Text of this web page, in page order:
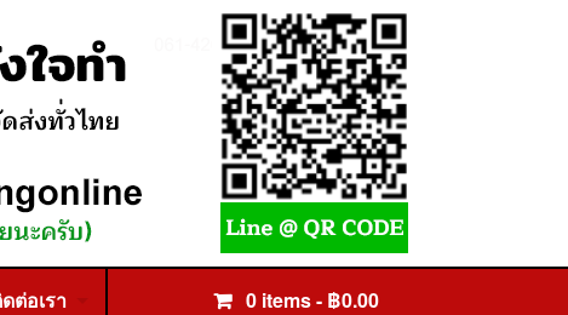
ต่อเรา 0 items - ฿0.00